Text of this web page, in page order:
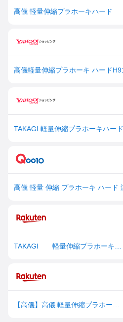
高儀 軽量伸縮プラホーキハード
TAKAGI 軽量伸縮プラホーキハード